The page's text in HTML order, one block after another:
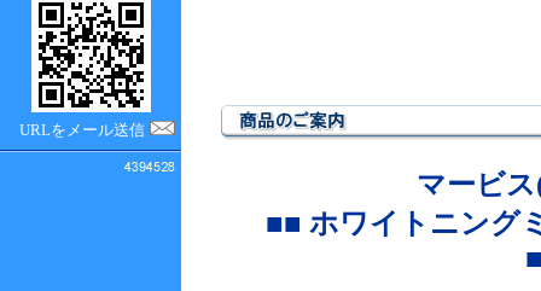
URLをメール送信
マービ
■■ ホワイトニング